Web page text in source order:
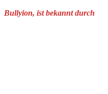
Bullyion, ist bekannt durch